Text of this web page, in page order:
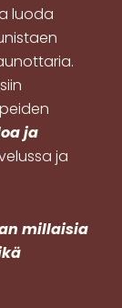
luoda
ja
ja
millaisia